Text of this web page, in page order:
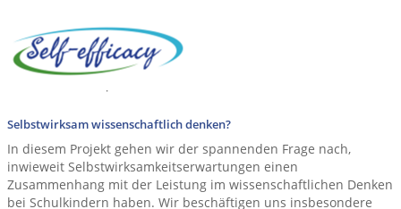
Selbstwirksam wissenschaftlich denken?
In diesem Projekt gehen wir der spannenden Frage nach,
inwieweit Selbstwirksamkeitserwartungen einen
Zusammenhang mit der Leistung im wissenschaftlichen Denken
bei Schulkindern haben. Wir beschäftigen uns insbesondere